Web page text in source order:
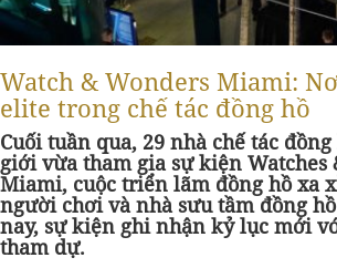
Watch & Wonders Miami:
elite trong chế tác đồng hồ
Cuối tuần qua, 29 nhà chế tác
giới vừa tham gia sự kiện Watches
Miami, cuộc triển lãm đồng hồ xa
người chơi và nhà sưu tầm đồng
nay, sự kiện ghi nhận kỷ lục mới
tham dự.